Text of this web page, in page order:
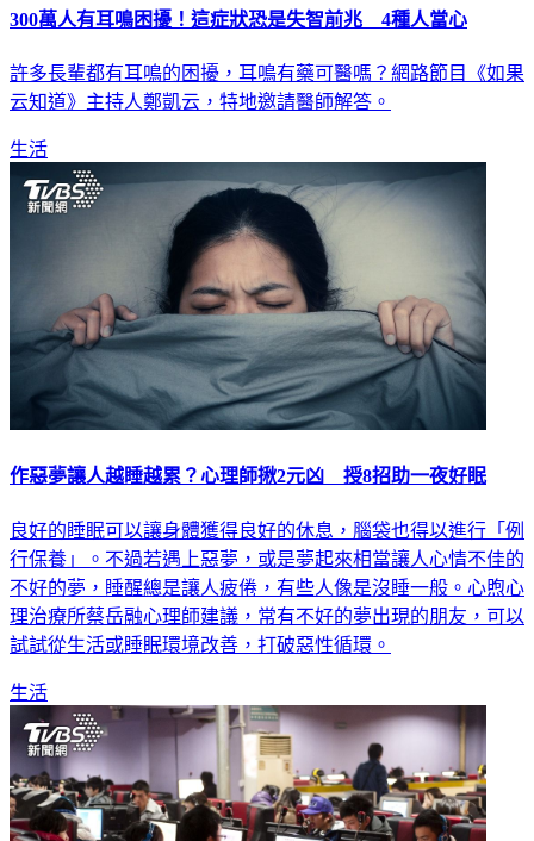
300萬人有耳鳴困擾！這症狀恐是失智前兆 4種人當心
許多長輩都有耳鳴的困擾，耳鳴有藥可醫嗎？網路節目《如果
云知道》主持人鄭凱云，特地邀請醫師解答。
生活
作惡夢讓人越睡越累？心理師揪2元凶 授8招助一夜好眠
良好的睡眠可以讓身體獲得良好的休息，腦袋也得以進行「例
行保養」。不過若遇上惡夢，或是夢起來相當讓人心情不佳的
不好的夢，睡醒總是讓人疲倦，有些人像是沒睡一般。心煦心
理治療所蔡岳融心理師建議，常有不好的夢出現的朋友，可以
試試從生活或睡眠環境改善，打破惡性循環。
生活